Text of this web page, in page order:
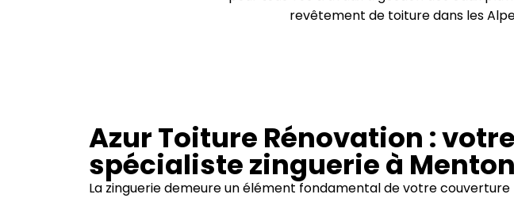
revêtement de toiture dans les
Azur Toiture Rénovation : votre
spécialiste zinguerie à Menton
La zinguerie demeure un élément fondamental de votre couverture